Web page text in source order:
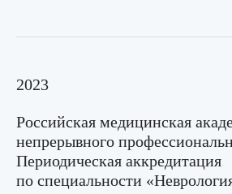
2023
Российская медицинская
непрерывного
Периодическая аккредитация
по специальности
harmonymed@mail.ru
О нас